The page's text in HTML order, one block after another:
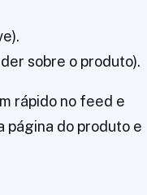
sobre o produto).
rápido no feed e
página do produto e